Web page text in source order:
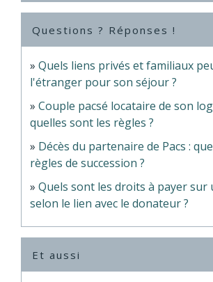
Questions ? Réponses !
Quels liens privés et familiaux
l'étranger pour son séjour ?
Couple pacsé locataire de son
quelles sont les règles ?
Décès du partenaire de Pacs :
règles de succession ?
Quels sont les droits à payer sur
selon le lien avec le donateur ?
Et aussi